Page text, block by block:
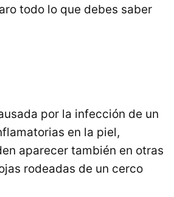
todo lo que debes saber
por la infección de un
en la piel,
aparecer también en otras
rodeadas de un cerco